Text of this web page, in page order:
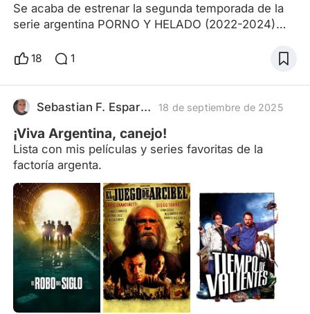
Se acaba de estrenar la segunda temporada de la
serie argentina PORNO Y HELADO (2022-2024)
Piroyansky. Luego del rotundo éxito de la primera
streaming Prime Video, fue renovada para una
segunda temporada con los mismos actores y
nuevas incorporaciones. La apuesta de esta nueva
entrega es mucho más delirant
18 1
Sebastian F. Esparza 18 de septiembre de 2025
¡Viva Argentina, canejo!
Lista con mis películas y series favoritas de la
factoría argenta.